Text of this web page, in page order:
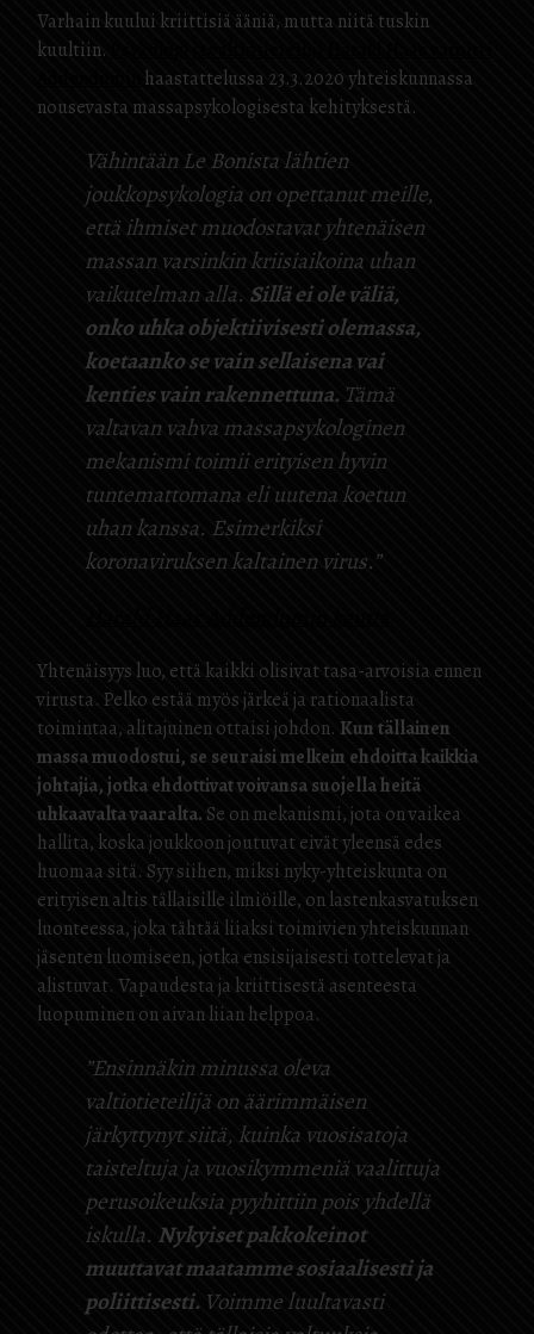
Varhain kuului kriittisiä ääniä, mutta niitä tuskin
kuultiin.
haastattelussa 23.3.2020 yhteiskunnassa
nousevasta massapsykologisesta kehityksestä.
Vähintään Le Bonista lähtien
joukkopsykologia on opettanut meille,
että ihmiset muodostavat yhtenäisen
massan varsinkin kriisiaikoina uhan
vaikutelman alla. Sillä ei ole väliä,
onko uhka objektiivisesti olemassa,
koetaanko se vain sellaisena vai
kenties vain rakennettuna. Tämä
valtavan vahva massapsykologinen
mekanismi toimii erityisen hyvin
tuntemattomana eli uutena koetun
uhan kanssa. Esimerkiksi
koronaviruksen kaltainen virus.”
Yhtenäisyys luo, että kaikki olisivat tasa-arvoisia ennen
virusta. Pelko estää myös järkeä ja rationaalista
toimintaa, alitajuinen ottaisi johdon. Kun tällainen
massa muodostui, se seuraisi melkein ehdoitta kaikkia
johtajia, jotka ehdottivat voivansa suojella heitä
uhkaavalta vaaralta. Se on mekanismi, jota on vaikea
hallita, koska joukkoon joutuvat eivät yleensä edes
huomaa sitä. Syy siihen, miksi nyky-yhteiskunta on
erityisen altis tällaisille ilmiöille, on lastenkasvatuksen
luonteessa, joka tähtää liiaksi toimivien yhteiskunnan
jäsenten luomiseen, jotka ensisijaisesti tottelevat ja
alistuvat. Vapaudesta ja kriittisestä asenteesta
luopuminen on aivan liian helppoa.
”Ensinnäkin minussa oleva
valtiotieteilijä on äärimmäisen
järkyttynyt siitä, kuinka vuosisatoja
taisteltuja ja vuosikymmeniä vaalittuja
perusoikeuksia pyyhittiin pois yhdellä
iskulla. Nykyiset pakkokeinot
muuttavat maatamme sosiaalisesti ja
poliittisesti. Voimme luultavasti